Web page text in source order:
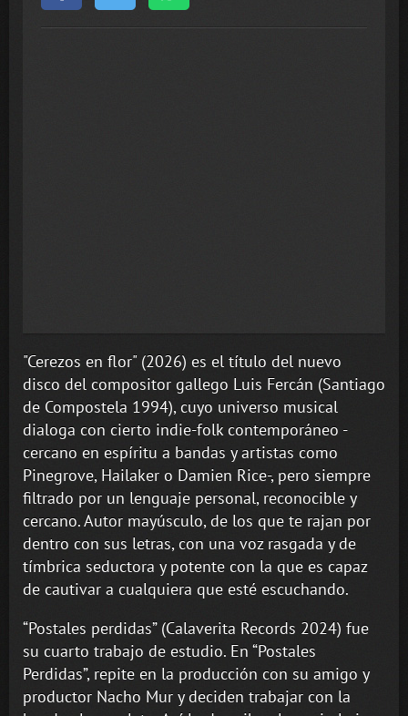
"Cerezos en flor" (2026) es el título del nuevo
disco del compositor gallego Luis Fercán (Santiago
de Compostela 1994), cuyo universo musical
dialoga con cierto indie-folk contemporáneo -
cercano en espíritu a bandas y artistas como
Pinegrove, Hailaker o Damien Rice-, pero siempre
filtrado por un lenguaje personal, reconocible y
cercano. Autor mayúsculo, de los que te rajan por
dentro con sus letras, con una voz rasgada y de
tímbrica seductora y potente con la que es capaz
de cautivar a cualquiera que esté escuchando.
“Postales perdidas” (Calaverita Records 2024) fue
su cuarto trabajo de estudio. En “Postales
Perdidas”, repite en la producción con su amigo y
productor Nacho Mur y deciden trabajar con la